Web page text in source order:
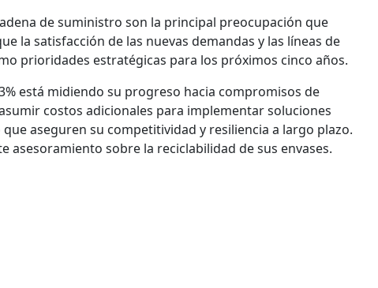
de suministro son la principal preocupación que
la satisfacción de las nuevas demandas y las líneas de
prioridades estratégicas para los próximos cinco años.
está midiendo su progreso hacia compromisos de
costos adicionales para implementar soluciones
aseguren su competitividad y resiliencia a largo plazo.
asesoramiento sobre la reciclabilidad de sus envases.